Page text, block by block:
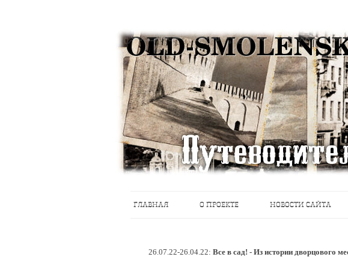
Старый Cмоленск
ГЛАВНАЯ О ПРОЕКТЕ НОВОСТИ САЙТА
26.07.22-26.04.22: Все в сад! - Из истории дворцового